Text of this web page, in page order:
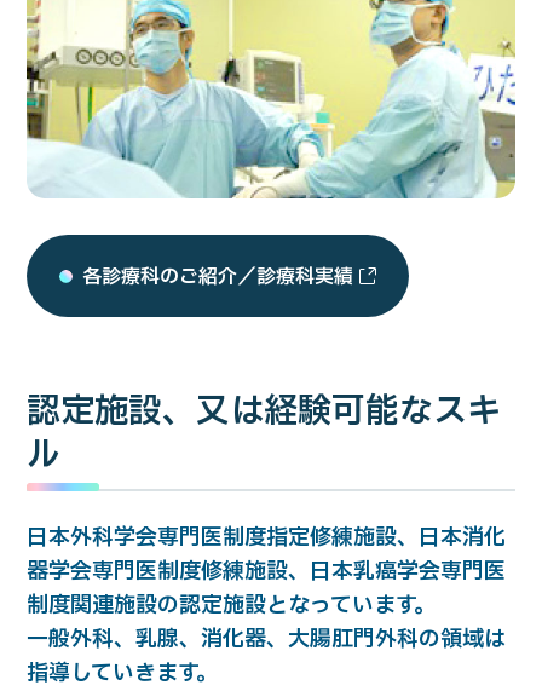
各診療科のご紹介／診療科実績
認定施設、又は経験可能なスキ
ル
日本外科学会専門医制度指定修練施設、日本消化
器学会専門医制度修練施設、日本乳癌学会専門医
制度関連施設の認定施設となっています。
一般外科、乳腺、消化器、大腸肛門外科の領域は
指導していきます。